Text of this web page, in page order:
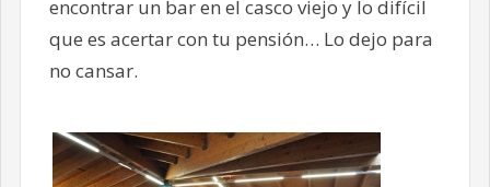
encontrar un bar en el casco viejo y lo difícil
que es acertar con tu pensión… Lo dejo para
no cansar.